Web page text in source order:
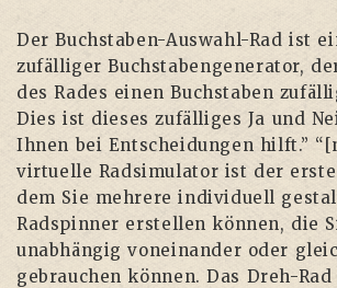
Der Buchstaben-Auswahl-Rad ist
zufälliger Buchstabengenerator,
des Rades einen Buchstaben
Dies ist dieses zufälliges Ja und
Ihnen bei Entscheidungen hilft.”
virtuelle Radsimulator ist der
dem Sie mehrere individuell
Radspinner erstellen können, die
unabhängig voneinander oder
gebrauchen können. Das Dreh-